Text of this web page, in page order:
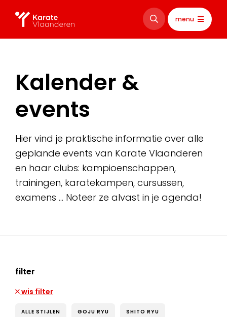
menu
Kalender &
events
Hier vind je praktische informatie over alle
geplande events van Karate Vlaanderen
en haar clubs: kampioenschappen,
trainingen, karatekampen, cursussen,
examens … Noteer ze alvast in je agenda!
filter
wis filter
ALLE STIJLEN GOJU RYU SHITO RYU